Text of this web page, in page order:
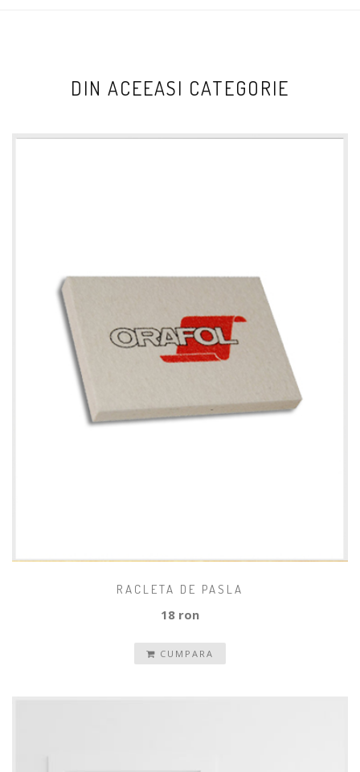
DIN ACEEASI CATEGORIE
RACLETA DE PASLA
18 ron
CUMPARA